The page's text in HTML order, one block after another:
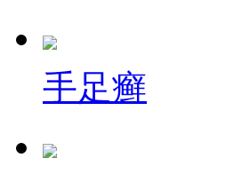
手足癣